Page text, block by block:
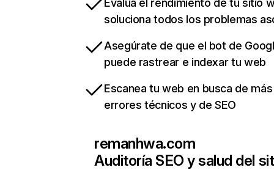
Evalua el rendimiento de tu sitio
soluciona todos los problemas
Asegúrate de que el bot de
puede rastrear e indexar tu web
Escanea tu web en busca de
errores técnicos y de SEO
remanhwa.com
Auditoría SEO y salud del